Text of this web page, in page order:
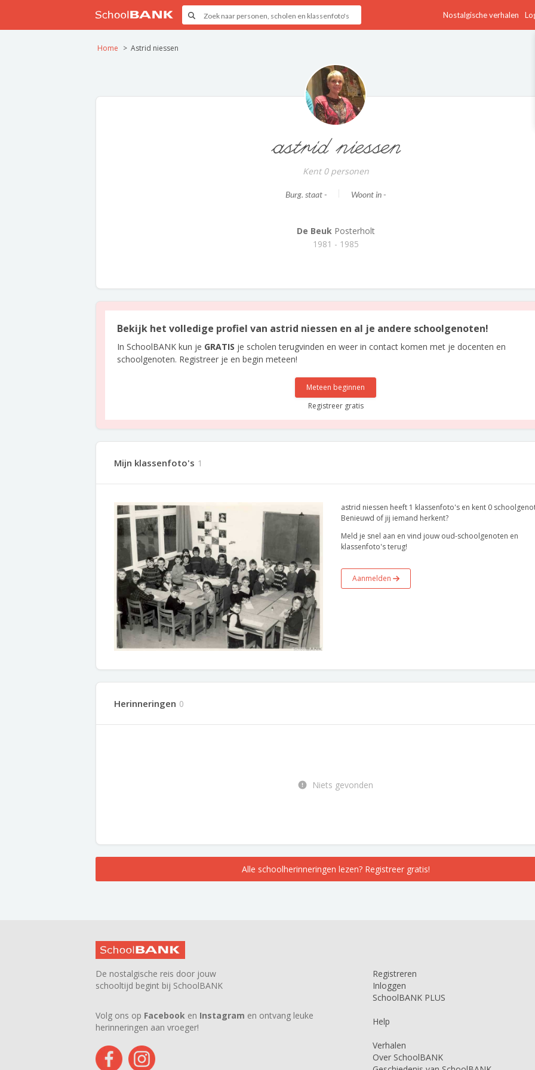
Nostalgische verhalen
Home Astrid niessen
astrid niessen
Kent 0 personen
Burg. staat - Woont in -
De BeukPosterholt
1981 - 1985
Bekijk het volledige profiel van astrid niessen en al je andere schoolgenoten!
In SchoolBANK kun je GRATIS je scholen terugvinden en weer in contact komen met je docenten en
schoolgenoten. Registreer je en begin meteen!
Meteen beginnen
Registreer gratis
Mijn klassenfoto's 1
astrid niessen heeft 1 klassenfoto's en kent 0
Benieuwd of jij iemand herkent?
Meld je snel aan en vind jouw oud-schoolgenoten en
klassenfoto's terug!
Aanmelden
Herinneringen 0
Niets gevonden
Alle schoolherinneringen lezen? Registreer gratis!
De nostalgische reis door jouw
schooltijd begint bij SchoolBANK
Volg ons op Facebook en Instagram en ontvang leuke
herinneringen aan vroeger!
Registreren
Inloggen
SchoolBANK PLUS
Help
Verhalen
Over SchoolBANK